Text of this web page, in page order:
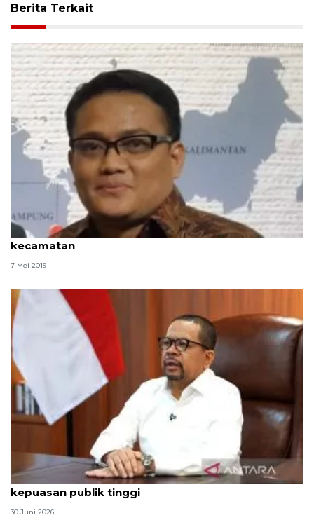
Berita Terkait
Pemkab Aceh Tengah gelar safari Ramadhan di 14
kecamatan
7 Mei 2019
Qodari: Pemerintah tak puas diri meski tingkat
kepuasan publik tinggi
30 Juni 2026